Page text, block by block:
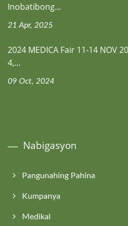
Inobatibong...
21 Apr, 2025
2024 MEDICA Fair 11-14 NOV
4,...
09 Oct, 2024
Nabigasyon
Pangunahing Pahina
Kumpanya
Medikal